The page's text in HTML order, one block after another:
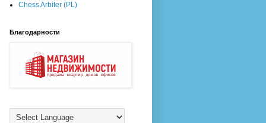
Chess Arbiter (PL)
Благодарности